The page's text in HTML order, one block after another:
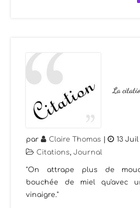
La
par Claire Thomas | 13 Juil
Citations,Journal
"On attrape plus de
bouchée de miel qu'avec
vinaigre."